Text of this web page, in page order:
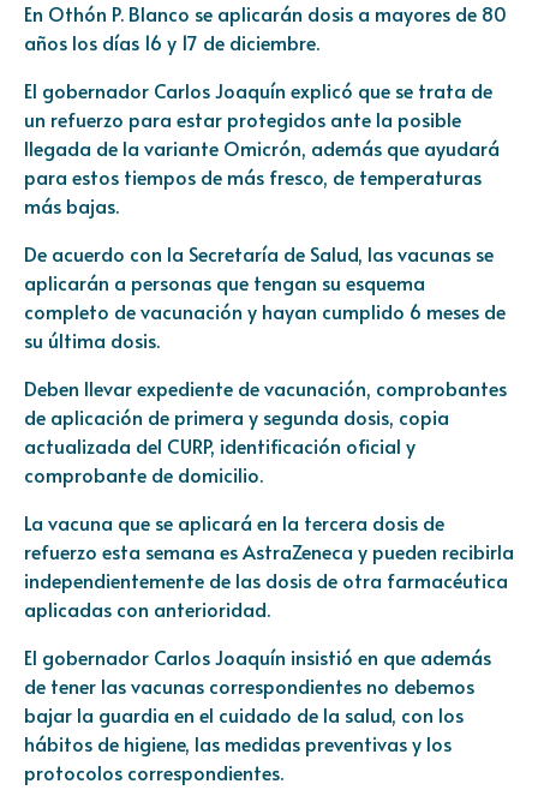
En Othón P. Blanco se aplicarán dosis a mayores de 80
años los días 16 y 17 de diciembre.
El gobernador Carlos Joaquín explicó que se trata de
un refuerzo para estar protegidos ante la posible
llegada de la variante Omicrón, además que ayudará
para estos tiempos de más fresco, de temperaturas
más bajas.
De acuerdo con la Secretaría de Salud, las vacunas se
aplicarán a personas que tengan su esquema
completo de vacunación y hayan cumplido 6 meses de
su última dosis.
Deben llevar expediente de vacunación, comprobantes
de aplicación de primera y segunda dosis, copia
actualizada del CURP, identificación oficial y
comprobante de domicilio.
La vacuna que se aplicará en la tercera dosis de
refuerzo esta semana es AstraZeneca y pueden recibirla
independientemente de las dosis de otra farmacéutica
aplicadas con anterioridad.
El gobernador Carlos Joaquín insistió en que además
de tener las vacunas correspondientes no debemos
bajar la guardia en el cuidado de la salud, con los
hábitos de higiene, las medidas preventivas y los
protocolos correspondientes.